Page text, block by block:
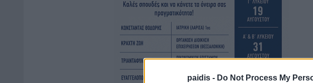
paidis - Do Not Process My